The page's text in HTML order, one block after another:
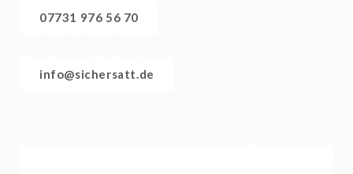
07731 976 56 70
info@sichersatt.de